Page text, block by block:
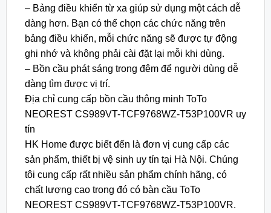
– Bảng điều khiển từ xa giúp sử dụng một cách dễ
dàng hơn. Bạn có thể chọn các chức năng trên
bảng điều khiển, mỗi chức năng sẽ được tự động
ghi nhớ và không phải cài đặt lại mỗi khi dùng.
– Bồn cầu phát sáng trong đêm để người dùng dễ
dàng tìm được vị trí.
Địa chỉ cung cấp bồn cầu thông minh ToTo
NEOREST CS989VT-TCF9768WZ-T53P100VR uy
tín
HK Home được biết đến là đơn vị cung cấp các
sản phẩm, thiết bị vệ sinh uy tín tại Hà Nội. Chúng
tôi cung cấp rất nhiều sản phẩm chính hãng, có
chất lượng cao trong đó có bàn cầu ToTo
NEOREST CS989VT-TCF9768WZ-T53P100VR.